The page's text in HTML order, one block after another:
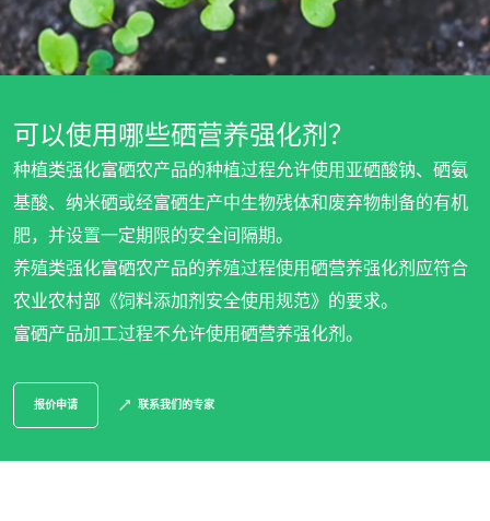
我们的企业社会责任承诺
与团队共同进步
为环境保护贡献力量
可以使用哪些硒营养强化剂？
种植类强化富硒农产品的种植过程允许使用亚硒酸钠、硒氨
基酸、纳米硒或经富硒生产中生物残体和废弃物制备的有机
肥，并设置一定期限的安全间隔期。
养殖类强化富硒农产品的养殖过程使用硒营养强化剂应符合
农业农村部《饲料添加剂安全使用规范》的要求。
富硒产品加工过程不允许使用硒营养强化剂。
报价申请 联系我们的专家